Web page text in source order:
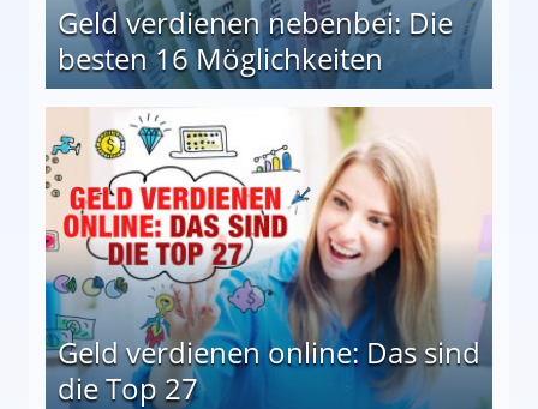
Geld verdienen nebenbei: Die
besten 16 Möglichkeiten
Geld verdienen online: Das sind
die Top 27